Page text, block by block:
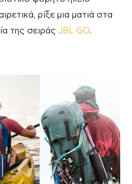
ρίξε μια ματιά στα
της σειράς JBL GO.